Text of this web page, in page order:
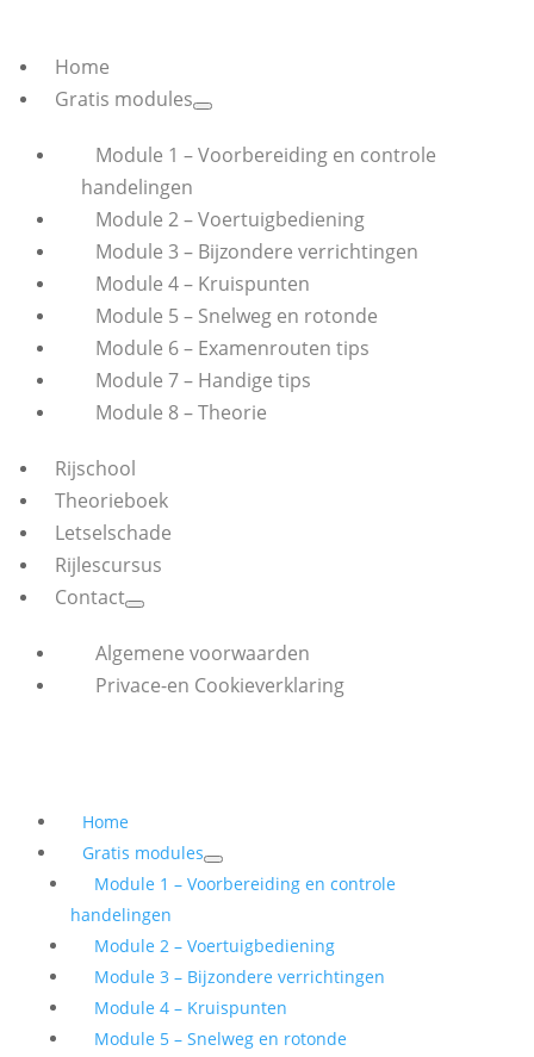
Home
Gratis modules
Module 1 – Voorbereiding en controle
handelingen
Module 2 – Voertuigbediening
Module 3 – Bijzondere verrichtingen
Module 4 – Kruispunten
Module 5 – Snelweg en rotonde
Module 6 – Examenrouten tips
Module 7 – Handige tips
Module 8 – Theorie
Rijschool
Theorieboek
Letselschade
Rijlescursus
Contact
Algemene voorwaarden
Privace-en Cookieverklaring
Home
Gratis modules
Module 1 – Voorbereiding en controle
handelingen
Module 2 – Voertuigbediening
Module 3 – Bijzondere verrichtingen
Module 4 – Kruispunten
Module 5 – Snelweg en rotonde